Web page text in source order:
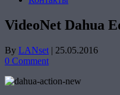
VideoNet Dahua
By LANset | 25.05.2016
0 Comment